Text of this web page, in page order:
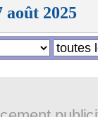
août 2025